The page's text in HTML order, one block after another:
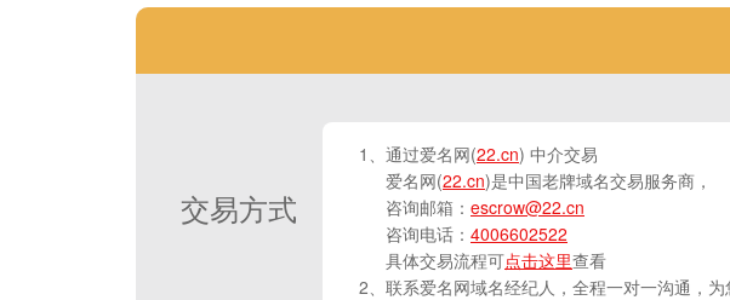
交易方式
1、通过爱名网(22.cn) 中介交易
爱名网(22.cn)是中国老牌域名交易服务商，
咨询邮箱： escrow@22.cn
咨询电话： 4006602522
具体交易流程可点击这里查看
2、联系爱名网域名经纪人，全程一对一沟通，